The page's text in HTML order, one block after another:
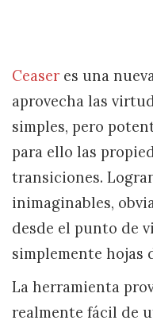
Ceaser es una
aprovecha las
simples, pero
para ello las
transiciones.
inimaginables,
desde el punto de
simplemente hojas
La herramienta
realmente fácil de